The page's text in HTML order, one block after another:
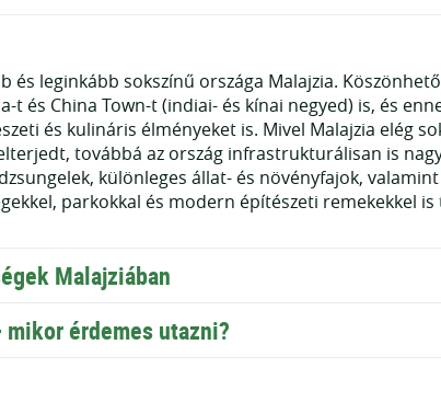
és leginkább sokszínű országa Malajzia.
t és China Town-t (indiai- és kínai negyed) is, és
és kulináris élményeket is. Mivel Malajzia elég
továbbá az ország infrastrukturálisan is
különleges állat- és növényfajok,
parkokkal és modern építészeti remekekkel
Malajziában
érdemes utazni?